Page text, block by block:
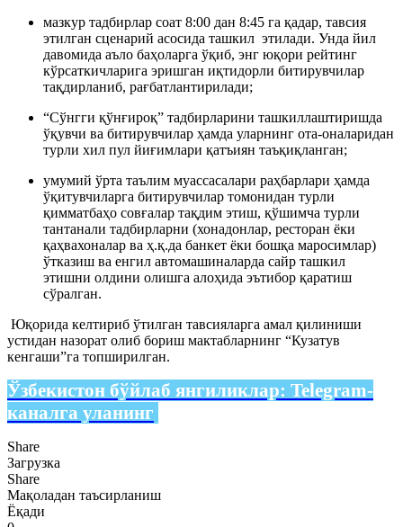
мазкур тадбирлар соат 8:00 дан 8:45 га қадар, тавсия
этилган сценарий асосида ташкил этилади. Унда йил
давомида аъло баҳоларга ўқиб, энг юқори рейтинг
кўрсаткичларига эришган иқтидорли битирувчилар
тақдирланиб, рағбатлантирилади;
“Сўнгги қўнғироқ” тадбирларини ташкиллаштиришда
ўқувчи ва битирувчилар ҳамда уларнинг ота-оналаридан
турли хил пул йиғимлари қатъиян таъқиқланган;
умумий ўрта таълим муассасалари раҳбарлари ҳамда
ўқитувчиларга битирувчилар томонидан турли
қимматбаҳо совғалар тақдим этиш, қўшимча турли
тантанали тадбирларни (хонадонлар, ресторан ёки
қаҳвахоналар ва ҳ.қ.да банкет ёки бошқа маросимлар)
ўтказиш ва енгил автомашиналарда сайр ташкил
этишни олдини олишга алоҳида эътибор қаратиш
сўралган.
Юқорида келтириб ўтилган тавсияларга амал қилиниши
устидан назорат олиб бориш мактабларнинг “Кузатув
кенгаши”га топширилган.
Ўзбекистон бўйлаб янгиликлар: Telegram-
каналга уланинг
Share
Загрузка
Share
Мақоладан таъсирланиш
Ёқади